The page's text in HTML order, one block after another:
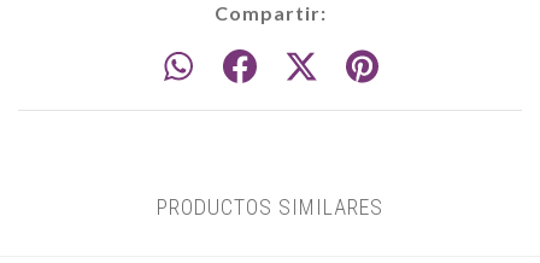
Compartir:
PRODUCTOS SIMILARES